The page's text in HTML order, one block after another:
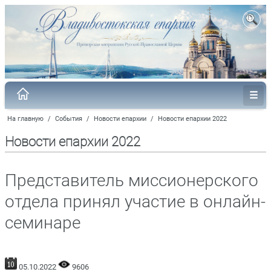
На главную / События / Новости епархии / Новости епархии 2022
Новости епархии 2022
Представитель миссионерского
отдела принял участие в онлайн-
семинаре
05.10.2022
9606